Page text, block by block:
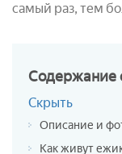
самый раз, тем
Содержание
Скрыть
Описание и
Как живут